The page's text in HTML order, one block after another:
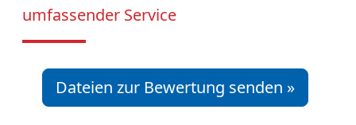
umfassender Service
Dateien zur Bewertung senden »